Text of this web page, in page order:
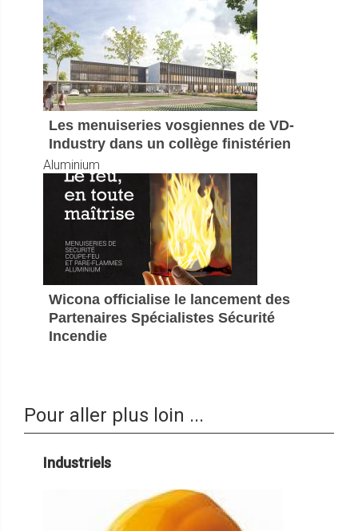
Les menuiseries vosgiennes de VD-
Industry dans un collège finistérien
Aluminium
Wicona officialise le lancement des
Partenaires Spécialistes Sécurité
Incendie
Pour aller plus loin ...
Industriels